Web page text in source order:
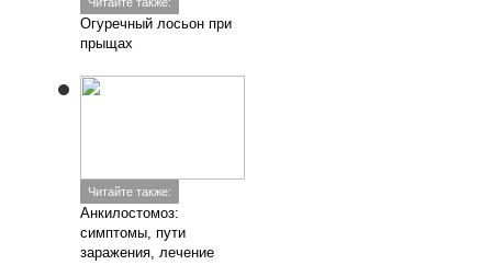
Огуречный лосьон при
прыщах
Читайте также:
Анкилостомоз:
симптомы, пути
заражения, лечение